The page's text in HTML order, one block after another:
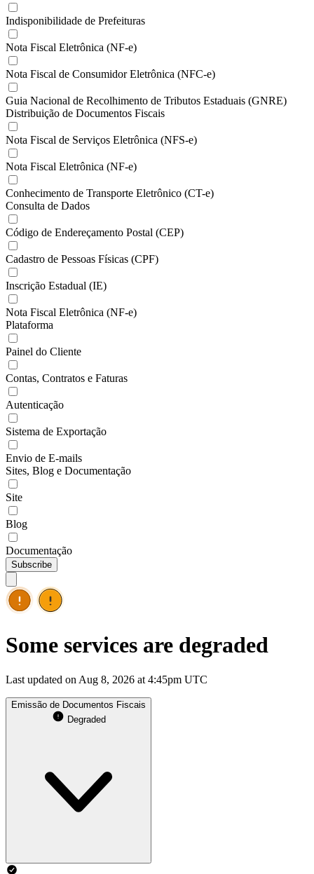
Indisponibilidade de Prefeituras
Nota Fiscal Eletrônica (NF-e)
Nota Fiscal de Consumidor Eletrônica (NFC-e)
Guia Nacional de Recolhimento de Tributos Estaduais (GNRE)
Distribuição de Documentos Fiscais
Nota Fiscal de Serviços Eletrônica (NFS-e)
Nota Fiscal Eletrônica (NF-e)
Conhecimento de Transporte Eletrônico (CT-e)
Consulta de Dados
Código de Endereçamento Postal (CEP)
Cadastro de Pessoas Físicas (CPF)
Inscrição Estadual (IE)
Nota Fiscal Eletrônica (NF-e)
Plataforma
Painel do Cliente
Contas, Contratos e Faturas
Autenticação
Sistema de Exportação
Envio de E-mails
Sites, Blog e Documentação
Site
Blog
Documentação
Subscribe
Some services are degraded
Last updated on Aug 8, 2026 at 4:45pm UTC
Emissão de Documentos Fiscais
Degraded